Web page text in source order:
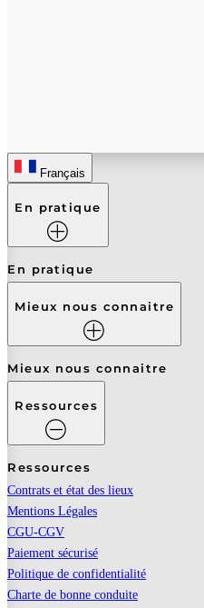
Français
En pratique
En pratique
Mieux nous connaitre
Mieux nous connaitre
Ressources
Ressources
Contrats et état des lieux
Mentions Légales
CGU-CGV
Paiement sécurisé
Politique de confidentialité
Charte de bonne conduite